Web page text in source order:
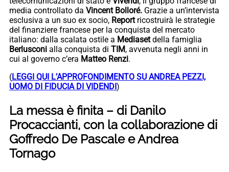
media controllato da Vincent Bolloré. Grazie a un’intervista
esclusiva a un suo ex socio, Report ricostruirà le strategie
del finanziere francese per la conquista del mercato
italiano: dalla scalata ostile a Mediasetdella famiglia
Berlusconi alla conquista di TIM, avvenuta negli anni in
cui al governo c’era Matteo Renzi.
(LEGGI QUI L’APPROFONDIMENTO SU ANDREA PEZZI,
UOMO DI FIDUCIA DI VIDENDI)
La messa è finita – di Danilo
Procaccianti, con la collaborazione di
Goffredo De Pascale e Andrea
Tornago